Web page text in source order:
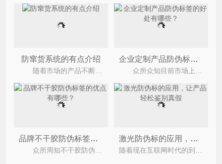
防窜货系统的有点介绍 企业定制产品防伪标签的好处有哪些？
品牌不干胶防伪标签的优点有哪些？ 激光防伪标的应用，让产品轻松鉴别真假